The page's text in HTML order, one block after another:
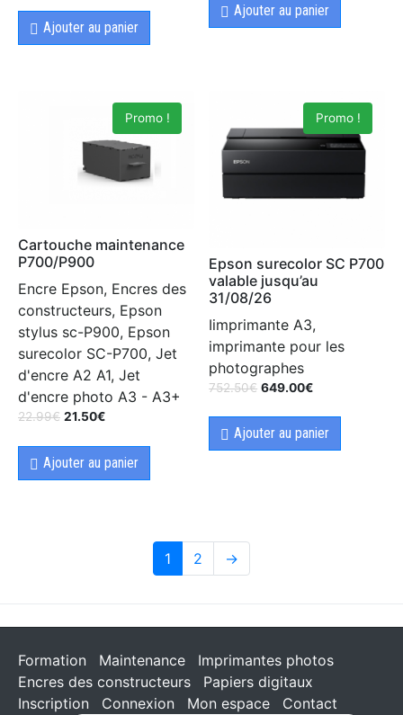
Ajouter au panier
Ajouter au panier
Promo !
Cartouche maintenance
P700/P900
Encre Epson, Encres des
constructeurs, Epson
stylus sc-P900, Epson
surecolor SC-P700, Jet
d'encre A2 A1, Jet
d'encre photo A3 - A3+
22.99€ 21.50€
Ajouter au panier
Promo !
Epson surecolor SC P700
valable jusqu’au
31/08/26
Iimprimante A3,
imprimante pour les
photographes
752.50€ 649.00€
Ajouter au panier
1 2 →
Formation Maintenance
Imprimantes photos
Encres des constructeurs
Papiers digitaux
Inscription
Connexion Mon espace Contact